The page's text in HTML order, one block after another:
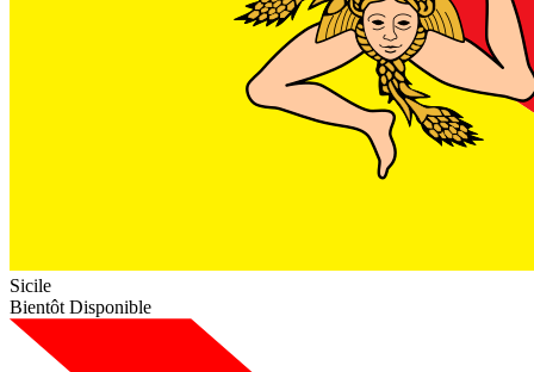
Sicile
Bientôt Disponible